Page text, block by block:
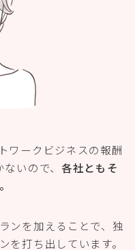
ワークビジネスの報酬
いので、 各社ともそ
ンを加えることで、独
を打ち出しています。